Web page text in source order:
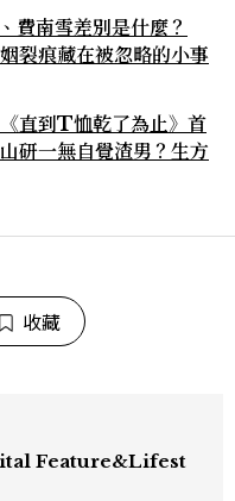
費南雪差別是什麼？
裂痕藏在被忽略的小事
直到T恤乾了為止》首
研一無自覺渣男？生方
收藏
Feature&Lifest